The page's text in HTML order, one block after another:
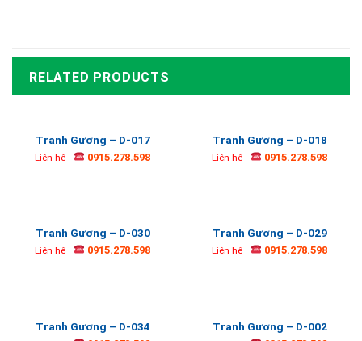
RELATED PRODUCTS
Tranh Gương – D-017
Liên hệ 0915.278.598
Tranh Gương – D-018
Liên hệ 0915.278.598
Tranh Gương – D-030
Liên hệ 0915.278.598
Tranh Gương – D-029
Liên hệ 0915.278.598
Tranh Gương – D-034 Tranh Gương – D-002